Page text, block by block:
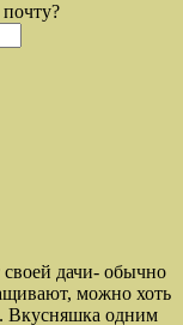
почту?
дачи- обычно
можно хоть
Вкусняшка одним